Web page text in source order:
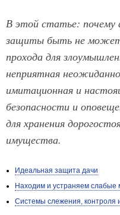
В этой статье:
защиты быть не
прохода для
неприятная
имитационная и
безопасности и
для хранения
имущества.
Идеальная защита дачи
Находим и устраняем
Системы слежения, контроля